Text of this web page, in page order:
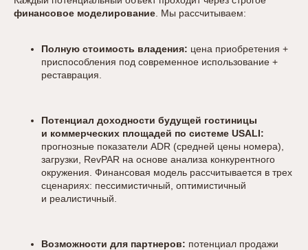
финансовое моделирование . Мы рассчитываем:
Полную стоимость владения: цена приобретения +
приспособления под современное использование +
реставрация.
Потенциал доходности будущей гостиницы
и коммерческих площадей по системе USALI:
прогнозные показатели ADR (средней цены номера),
загрузки, RevPAR на основе анализа конкурентного
окружения. Финансовая модель рассчитывается в трех
сценариях: пессимистичный, оптимистичный
и реалистичный.
Возможности для партнеров: потенциал продажи